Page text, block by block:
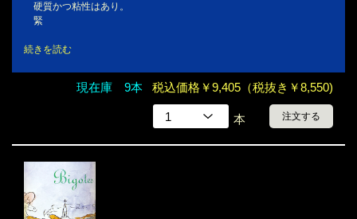
硬質かつ粘性はあり。
緊
続きを読む
現在庫 9本 税込価格￥9,405（税抜き￥8,550)
本 注文する